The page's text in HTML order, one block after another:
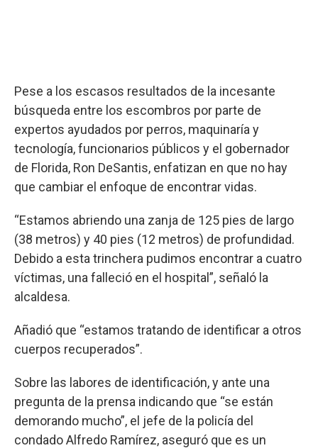
Pese a los escasos resultados de la incesante
búsqueda entre los escombros por parte de
expertos ayudados por perros, maquinaría y
tecnología, funcionarios públicos y el gobernador
de Florida, Ron DeSantis, enfatizan en que no hay
que cambiar el enfoque de encontrar vidas.
“Estamos abriendo una zanja de 125 pies de largo
(38 metros) y 40 pies (12 metros) de profundidad.
Debido a esta trinchera pudimos encontrar a cuatro
víctimas, una falleció en el hospital”, señaló la
alcaldesa.
Añadió que “estamos tratando de identificar a otros
cuerpos recuperados”.
Sobre las labores de identificación, y ante una
pregunta de la prensa indicando que “se están
demorando mucho”, el jefe de la policía del
condado Alfredo Ramírez, aseguró que es un